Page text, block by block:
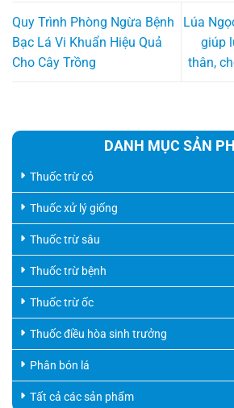
Quy Trình Phòng Ngừa Bệnh
Bạc Lá Vi Khuẩn Hiệu Quả
Cho Cây Trồng
Lúa
giúp
thân,
DANH MỤC SẢN
Thuốc trừ cỏ
Thuốc xử lý giống
Thuốc trừ sâu
Thuốc trừ bệnh
Thuốc trừ ốc
Thuốc điều hòa sinh trưởng
Phân bón lá
Tất cả các sản phẩm